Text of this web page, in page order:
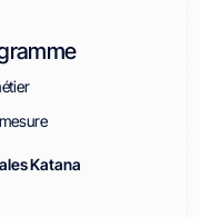
Katana